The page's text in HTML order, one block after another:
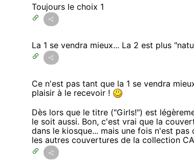
Toujours le choix 1
La 1 se vendra mieux... La 2 est plus
Ce n'est pas tant que la 1 se vendra
plaisir à le recevoir !
Dès lors que le titre ("Girls!") est
le soit aussi. Bon, c'est vrai que la
dans le kiosque... mais une fois n'est
les autres couvertures de la collection